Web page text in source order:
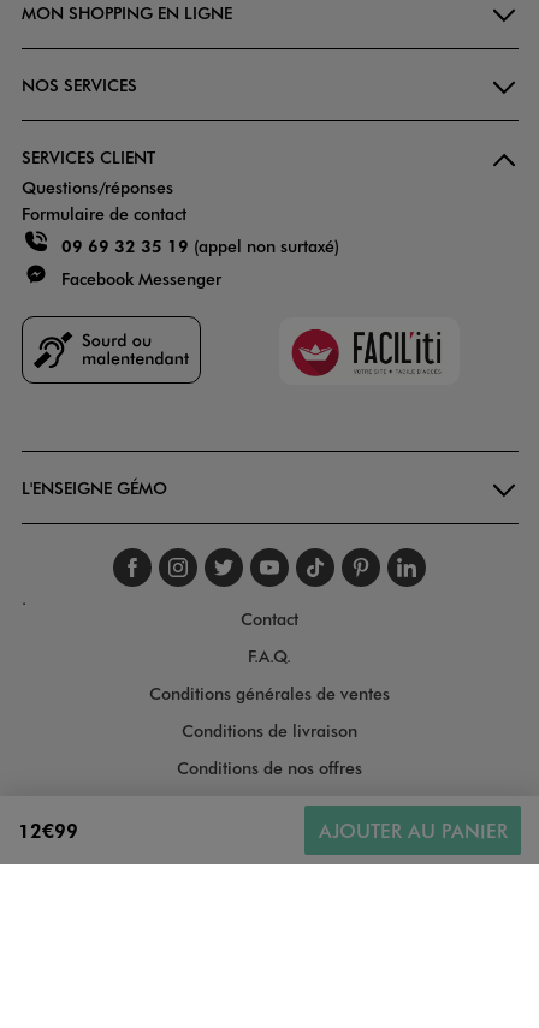
12€99 AJOUTER AU PANIER
MON SHOPPING EN LIGNE
NOS SERVICES
SERVICES CLIENT
Questions/réponses
Formulaire de contact
09 69 32 35 19 (appel non surtaxé)
Facebook Messenger
Faciliti
L'ENSEIGNE GÉMO
Suivez-nous sur
Suivez-nous sur
Suivez-nous sur
Suivez-nous
Suivez-nous
Suivez-
.
Contact
F.A.Q.
Conditions générales de ventes
Conditions de livraison
Conditions de nos offres
Conditions générales d'utilisation
Politique de protection des données